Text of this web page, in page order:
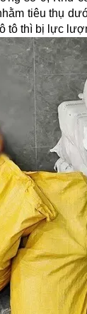
tiêu thụ
tô thì bị lực